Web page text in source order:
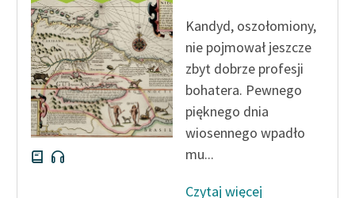
E-kolekcja lektur
szkolnych i literatury do
słuchania dla uczennic i
uczniów z
niepełnosprawnościami
Feministyczne inspiracje.
Popularyzacja
skandynawskiej literatury
Kandyd, oszołomiony,
nie pojmował jeszcze
zbyt dobrze profesji
bohatera. Pewnego
pięknego dnia
wiosennego wpadło
mu...
Czytaj więcej